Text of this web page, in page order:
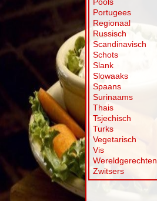
Portugees
Regionaal
Russisch
Scandinavisch
Schots
Slank
Slowaaks
Spaans
Surinaams
Thais
Tsjechisch
Turks
Vegetarisch
Vis
Wereldgerechten
Zwitsers